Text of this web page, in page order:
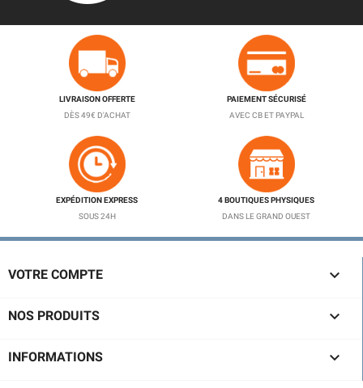
LIVRAISON OFFERTE
DÈS 49€ D'ACHAT
PAIEMENT SÉCURISÉ
AVEC CB ET PAYPAL
EXPÉDITION EXPRESS
SOUS 24H
4 BOUTIQUES PHYSIQUES
DANS LE GRAND OUEST
VOTRE COMPTE 
NOS PRODUITS 
INFORMATIONS 